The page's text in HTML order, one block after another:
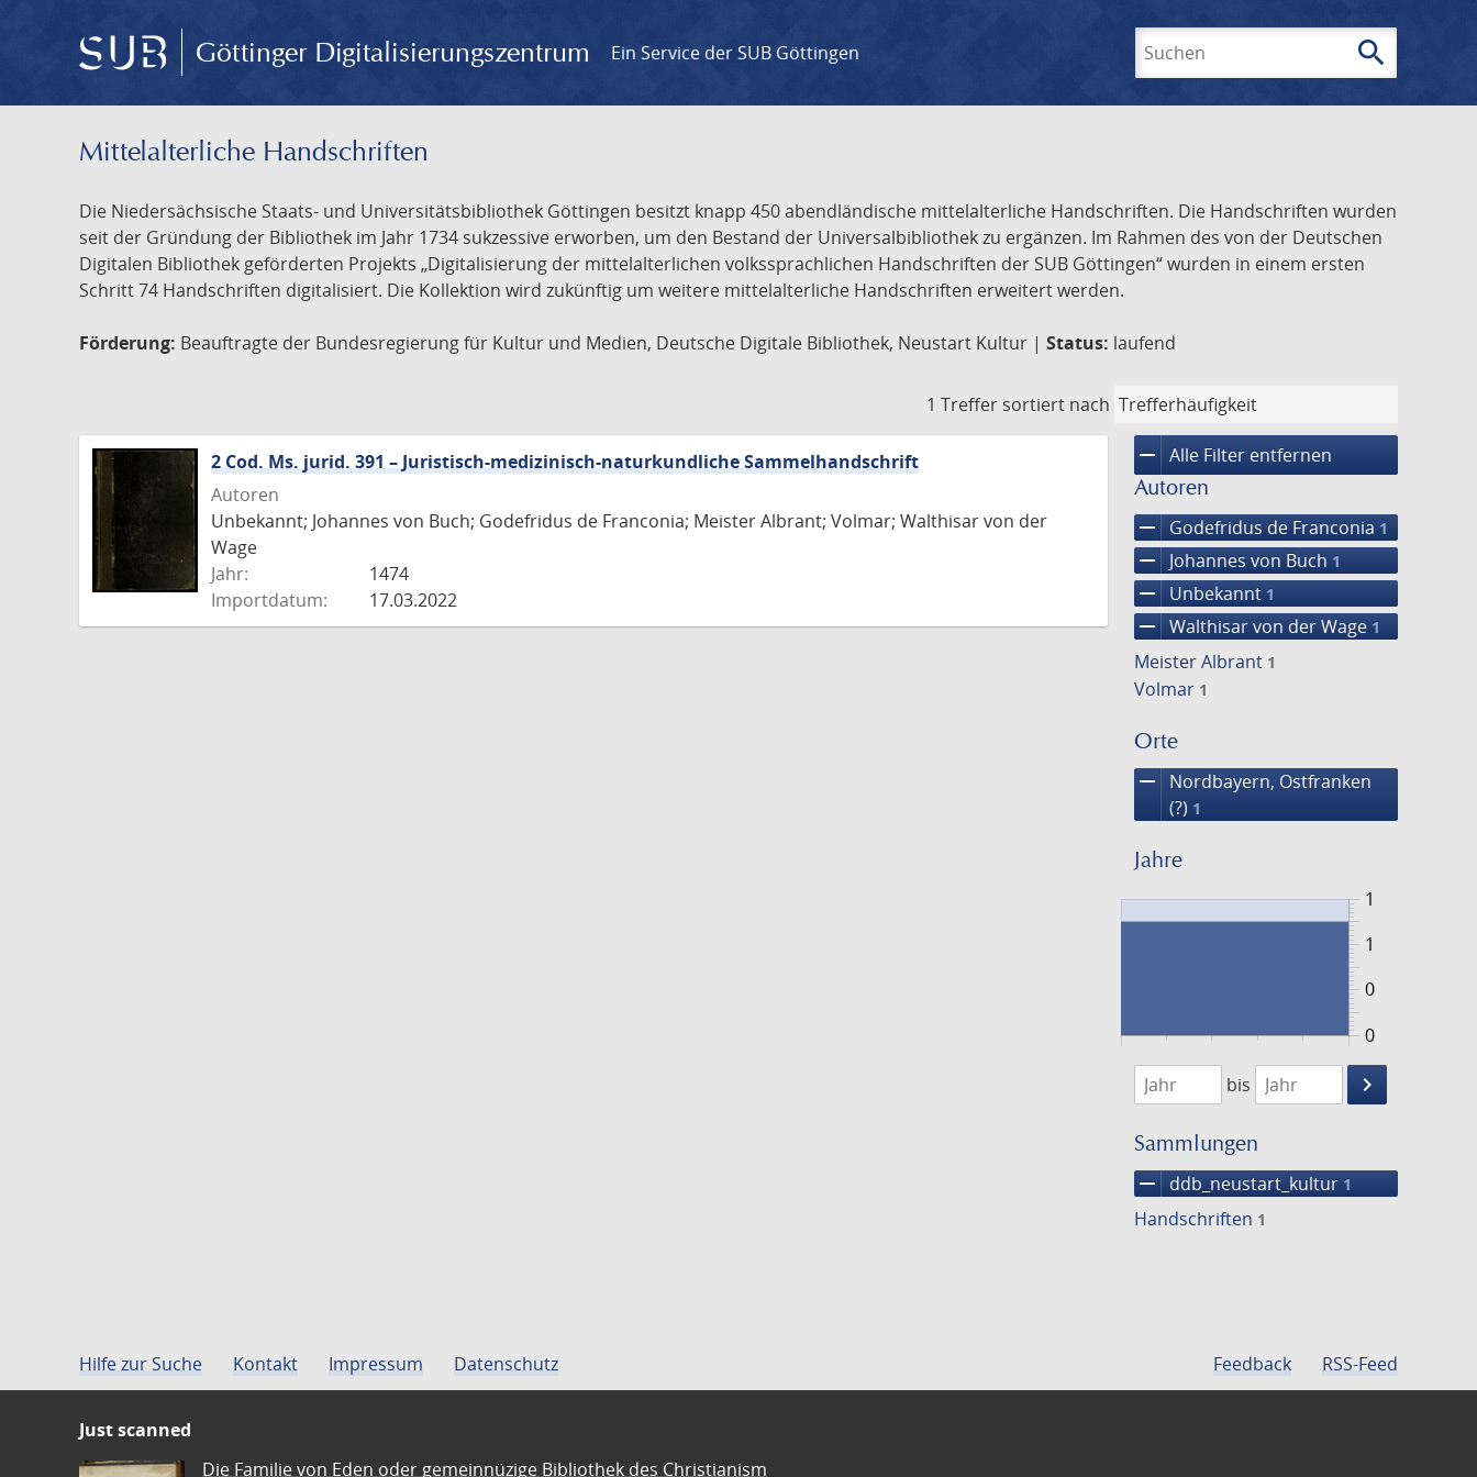
Göttinger Digitalisierungszentrum Ein Service der SUB Göttingen search
Mittelalterliche Handschriften
Die Niedersächsische Staats- und Universitätsbibliothek Göttingen besitzt knapp 450 abendländische mittelalterliche Handschriften. Die Handschriften wurden
seit der Gründung der Bibliothek im Jahr 1734 sukzessive erworben, um den Bestand der Universalbibliothek zu ergänzen. Im Rahmen des von der Deutschen
Digitalen Bibliothek geförderten Projekts „Digitalisierung der mittelalterlichen volkssprachlichen Handschriften der SUB Göttingen“ wurden in einem ersten
Schritt 74 Handschriften digitalisiert. Die Kollektion wird zukünftig um weitere mittelalterliche Handschriften erweitert werden.
Förderung: Beauftragte der Bundesregierung für Kultur und Medien, Deutsche Digitale Bibliothek, Neustart Kultur | Status: laufend
1 Treffer sortiert nach
remove Alle Filter entfernen
Autoren
remove Godefridus de Franconia 1
remove Johannes von Buch 1
remove Unbekannt 1
remove Walthisar von der Wage 1
Meister Albrant 1
Volmar 1
Orte
remove
Nordbayern, Ostfranken
(?) 1
Jahre
0
1
0
1
1474
1475
bis
keyboard_arrow_right
Suche
Sammlungen
remove ddb_neustart_kultur 1
Handschriften 1
2 Cod. Ms. jurid. 391 – Juristisch-medizinisch-naturkundliche Sammelhandschrift
Autoren
Unbekannt; Johannes von Buch; Godefridus de Franconia; Meister Albrant; Volmar; Walthisar von der
Wage
Jahr:
1474
Importdatum:
17.03.2022
Hilfe zur Suche Kontakt Impressum Datenschutz Feedback RSS-Feed
Just scanned
Die Familie von Eden oder gemeinnüzige Bibliothek des Christianism